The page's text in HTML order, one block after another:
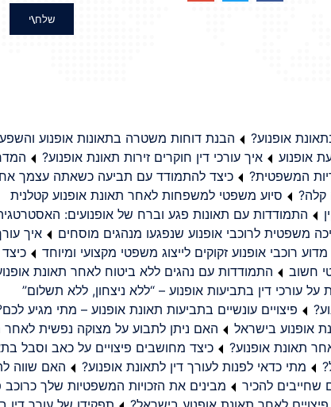
שלח\י
אופנוע?
הבנת דוחות משטרה בתאונות אופנוע
אופנוע
איך עורכי דין חוקרים זירות תאונת אופנוע?
המשפטית?
כיצד להתמודד עם תביעה כשאתה עצמך
קלה?
סיוע משפטי למשפחות לאחר תאונת אופנוע קטלנית
התמודדות עם תאונות פגע וברח של אופנועים:
משפטית לרוכבי אופנוע שנפגעו מנהגים מוסחים
איך
מדוע רוכבי אופנוע זקוקים לייצוג משפטי מקצועי ומיוחד
חשוב
התמודדות עם נהגים ללא ביטוח לאחר תאונת
עורכי דין בתביעות אופנוע – “ללא ניצחון, ללא תשלום”
פיצויים עונשיים בתביעות תאונת אופנוע – מתי מגיע
אופנוע בישראל
האם ניתן לתבוע על מצוקה נפשית לאחר
תאונת אופנוע?
כיצד מחושבים פיצויים על כאב וסבל
מתי כדאי לפנות לעורך דין לתאונת אופנוע?
האם שווה
שחייבים להכיר
מבינים את הזכויות המשפטיות שלך כרוכב